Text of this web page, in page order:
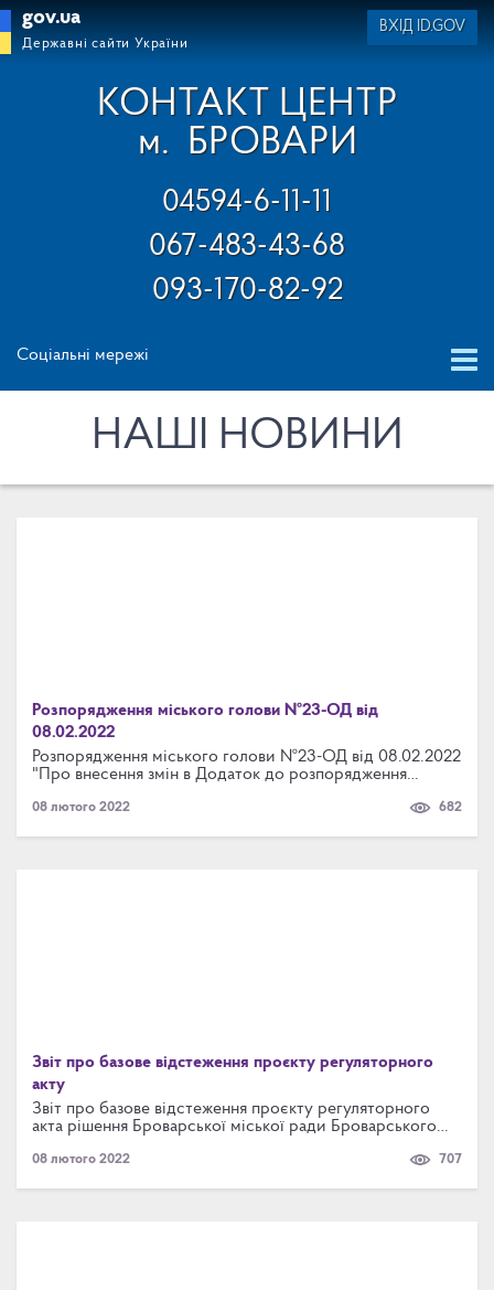
gov.ua
Державні сайти України
ВХІД ID.GOV
КОНТАКТ ЦЕНТР
м. БРОВАРИ
04594-6-11-11
067-483-43-68
093-170-82-92
Соціальні мережі
НАШІ НОВИНИ
Розпорядження міського голови №23-ОД від
08.02.2022
Розпорядження міського голови №23-ОД від 08.02.2022
"Про внесення змін в Додаток до розпорядження
08 лютого 2022 682
Звіт про базове відстеження проєкту регуляторного
акту
Звіт про базове відстеження проєкту регуляторного
акта рішення Броварської міської ради Броварського
додержання тиші Броварської міської територіальної
08 лютого 2022 707